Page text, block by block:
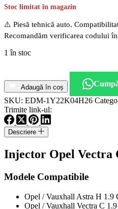
Stoc limitat în magazin
⚠️ Piesă tehnică auto.
Recomandăm verificarea codului
1 în stoc
Injector
Vectra
C
1.9
CDTI
cod
Z19DTH
cod
0445110243
Adaugă în coș
SKU: EDM-1Y22K04H26
Trimite link-ul:
Descriere
Injector Opel Vectra
Modele Compatibile
Opel / Vauxhall Astra H 1.9
Opel / Vauxhall Vectra C